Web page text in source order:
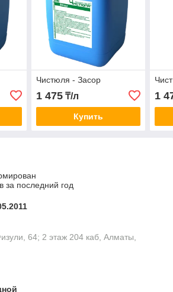
Чистюля - Засор
1 475₸/л
Купить
1
за последний год
64; 2 этаж 204 каб, Алматы,